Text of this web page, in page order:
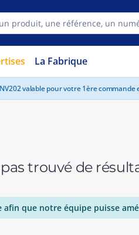
La Fabrique
valable pour votre 1ère
trouvé de
afin que notre équipe puisse